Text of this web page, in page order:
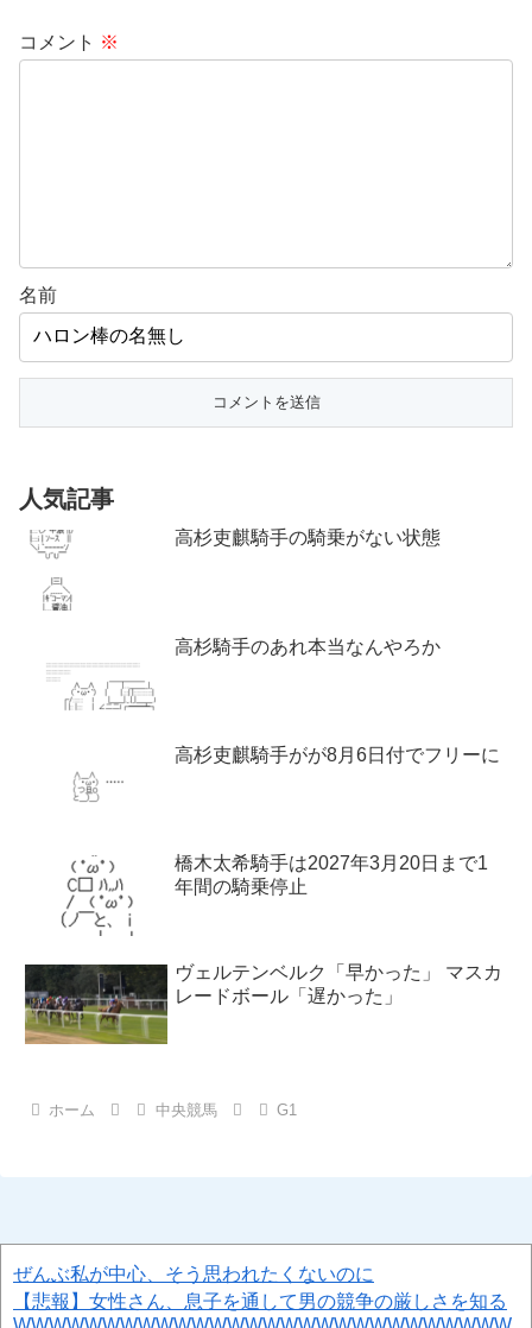
コメント ※
名前
人気記事
高杉吏麒騎手の騎乗がない状態
高杉騎手のあれ本当なんやろか
高杉吏麒騎手がが8月6日付でフリーに
橋木太希騎手は2027年3月20日まで1
年間の騎乗停止
ヴェルテンベルク「早かった」 マスカ
レードボール「遅かった」
ホーム 中央競馬 G1
ぜんぶ私が中心、そう思われたくないのに
【悲報】女性さん、息子を通して男の競争の厳しさを知る